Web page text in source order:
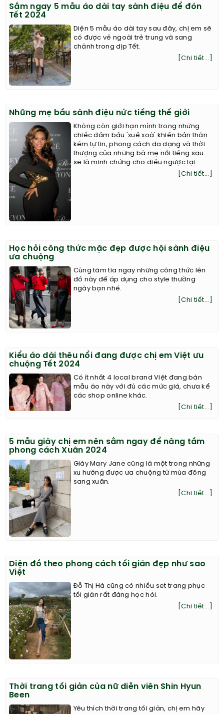
Sắm ngay 5 mẫu áo dài tay sành điệu để đón
Tết 2024
Diện 5 mẫu áo dài tay sau đây, chị em sẽ
có được vẻ ngoài trẻ trung và sang
chảnh trong dịp Tết.
[Chi tiết...]
Những mẹ bầu sành điệu nức tiếng thế giới
Không còn giới hạn mình trong những
chiếc đầm bầu 'xuề xoà' khiến bản thân
kém tự tin, phong cách đa dạng và thời
thượng của những bà mẹ nổi tiếng sau
sẽ là minh chứng cho điều ngược lại.
[Chi tiết...]
Học hỏi công thức mặc đẹp được hội sành điệu
ưa chuộng
Cùng tăm tia ngay những công thức lên
đồ này để áp dụng cho style thường
ngày bạn nhé.
[Chi tiết...]
Kiểu áo dài thêu nổi đang được chị em Việt ưu
chuộng Tết 2024
Có ít nhất 4 local brand Việt đang bán
mẫu áo này với đủ các mức giá, chưa kể
các shop online khác.
[Chi tiết...]
5 mẫu giày chị em nên sắm ngay để nâng tầm
phong cách Xuân 2024
Giày Mary Jane cũng là một trong những
xu hướng được ưa chuộng từ mùa đông
sang xuân.
[Chi tiết...]
Diện đồ theo phong cách tối giản đẹp như sao
Việt
Đỗ Thị Hà cũng có nhiều set trang phục
tối giản rất đáng học hỏi.
[Chi tiết...]
Thời trang tối giản của nữ diễn viên Shin Hyun
Been
Yêu thích thời trang tối giản, chị em hãy